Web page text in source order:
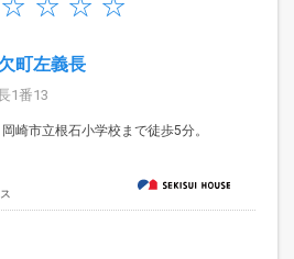
町左義長
1番13
崎市立根石小学校まで徒歩5分。